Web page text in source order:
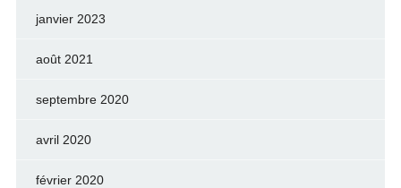
janvier 2023
août 2021
septembre 2020
avril 2020
février 2020